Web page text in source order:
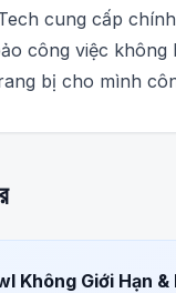
cung cấp
công việc không
bị cho mình
Không Giới Hạn